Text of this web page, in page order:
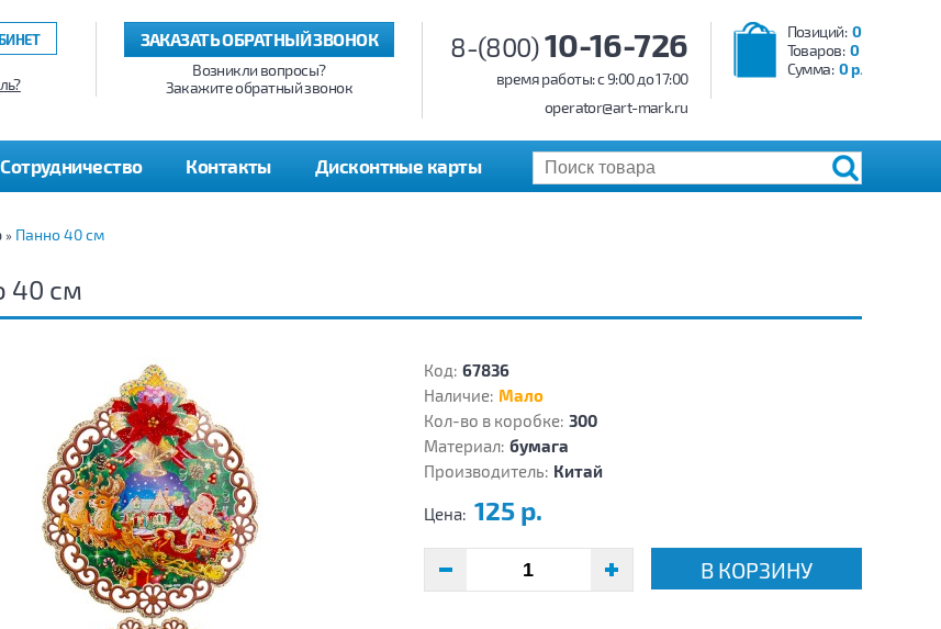
Позиций: 0
Товаров: 0
Сумма: 0 р.
8-(800)10-16-726
время работы: c 9:00 до 17:00
operator@art-mark.ru
ЗАКАЗАТЬ ОБРАТНЫЙ ЗВОНОК
Возникли вопросы?
Закажите обратный звонок
Сотрудничество Контакты Дисконтные карты
» Панно 40 см
40 см
Код: 67836
Наличие: Мало
Кол-во в коробке: 300
Материал: бумага
Производитель: Китай
Цена: 125 р.
В КОРЗИНУ